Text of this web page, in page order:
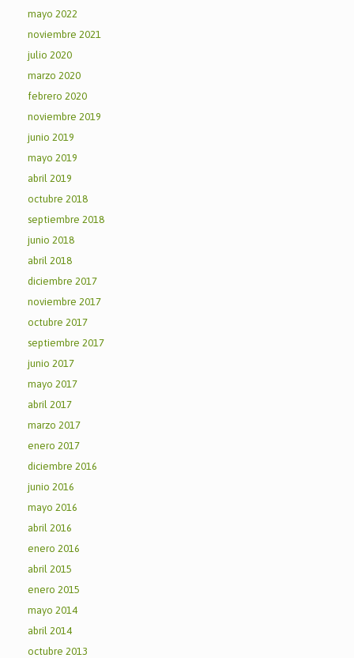
mayo 2022
noviembre 2021
julio 2020
marzo 2020
febrero 2020
noviembre 2019
junio 2019
mayo 2019
abril 2019
octubre 2018
septiembre 2018
junio 2018
abril 2018
diciembre 2017
noviembre 2017
octubre 2017
septiembre 2017
junio 2017
mayo 2017
abril 2017
marzo 2017
enero 2017
diciembre 2016
junio 2016
mayo 2016
abril 2016
enero 2016
abril 2015
enero 2015
mayo 2014
abril 2014
octubre 2013